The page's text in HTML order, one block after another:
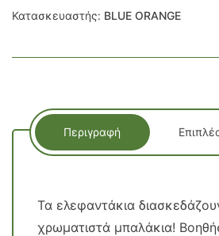
Κατασκευαστής: BLUE ORANGE
Περιγραφή
Τα ελεφαντάκια
χρωματιστά μπαλάκια!